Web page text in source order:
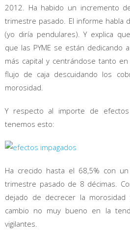
2012. Ha habido un incremento
trimestre pasado. El informe habla
(yo diría pendulares). Y explica
que las PYME se están dedicando
más capital y centrándose tanto
flujo de caja descuidando los
morosidad.
Y respecto al importe de efectos
tenemos esto:
Ha crecido hasta el 68,5% con
trimestre pasado de 8 décimas.
dejado de decrecer la
cambio no muy bueno en la
vigilantes.